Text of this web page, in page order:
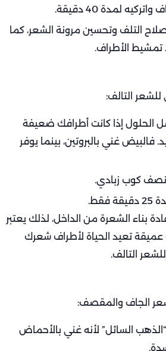
لمدة 40 دقيقة.
التلف وتحسين مرونة الشعر، كما
تمشيط الأطراف.
للشعر التالف:
الحلول إذا كانت أطرافك ضعيفة
غني بالبروتين، بينما يوفر
كوب زبادي.
بناء الشعرة من الداخل، لذلك يعتبر
تعيد الحياة لأطراف شعرك
التالف.
الجاف والمقصف:
السائل” لأنه غني بالأحماض